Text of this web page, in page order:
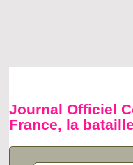
Journal Officiel
France, la